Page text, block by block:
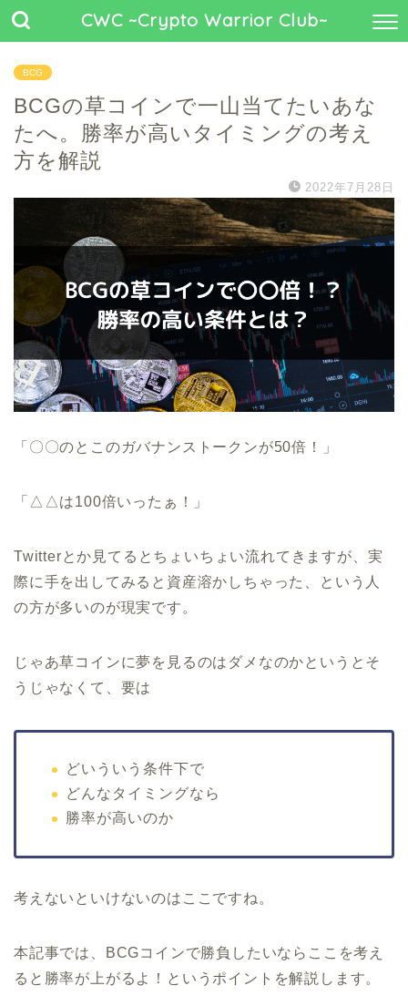
CWC ~Crypto Warrior Club~
BCG
BCGの草コインで一山当てたいあな
たへ。勝率が高いタイミングの考え
方を解説
2022年7月28日
「〇〇のとこのガバナンストークンが50倍！」
「△△は100倍いったぁ！」
Twitterとか見てるとちょいちょい流れてきますが、実
際に手を出してみると資産溶かしちゃった、という人
の方が多いのが現実です。
じゃあ草コインに夢を見るのはダメなのかというとそ
うじゃなくて、要は
どいういう条件下で
どんなタイミングなら
勝率が高いのか
考えないといけないのはここですね。
本記事では、BCGコインで勝負したいならここを考え
ると勝率が上がるよ！というポイントを解説します。